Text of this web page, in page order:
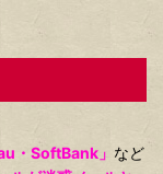
・SoftBank」 など